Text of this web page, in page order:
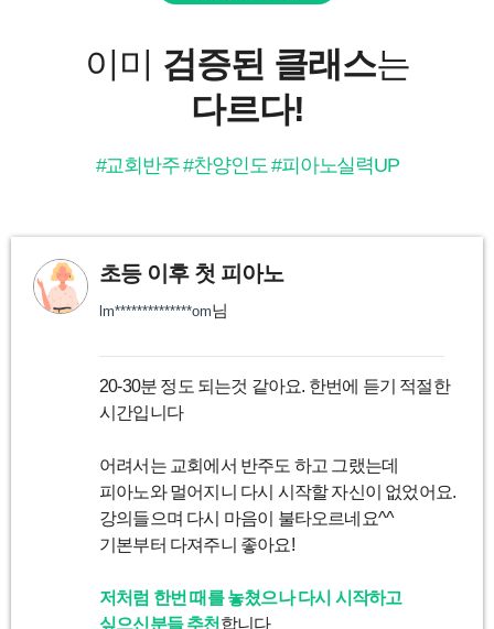
이미 검증된 클래스는
다르다!
#교회반주 #찬양인도 #피아노실력UP
초등 이후 첫 피아노
lm**************om님
20-30분 정도 되는것 같아요. 한번에 듣기 적절한
시간입니다
어려서는 교회에서 반주도 하고 그랬는데
피아노와 멀어지니 다시 시작할 자신이 없었어요.
강의들으며 다시 마음이 불타오르네요^^
기본부터 다져주니 좋아요!
저처럼 한번 때를 놓쳤으나 다시 시작하고
싶으신분들 추천합니다